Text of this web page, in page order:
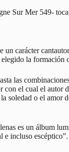
Sur Mer 549-
carácter
la formación
las
el cual el autor
soledad o el amor
es un álbum
e incluso escéptico”.